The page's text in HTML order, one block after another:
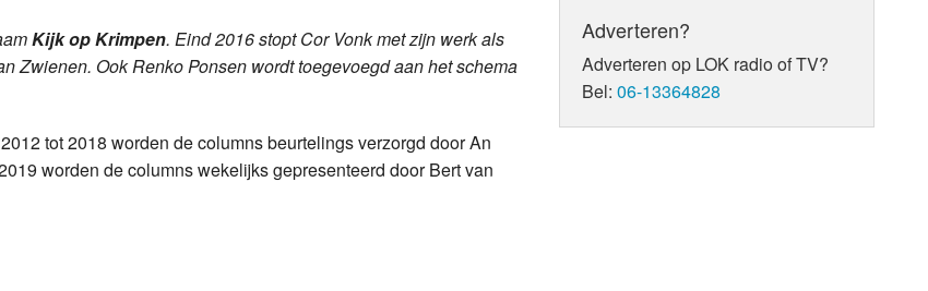
Kijk op Krimpen. Eind 2016 stopt Cor Vonk met zijn werk als
Zwienen. Ook Renko Ponsen wordt toegevoegd aan het schema
tot 2018 worden de columns beurtelings verzorgd door An
worden de columns wekelijks gepresenteerd door Bert van
Adverteren?
Adverteren op LOK radio of TV?
Bel:06-13364828